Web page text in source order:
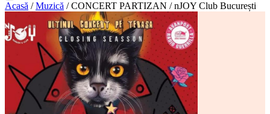
Acasă / Muzică / CONCERT PARTIZAN / nJOY Club București